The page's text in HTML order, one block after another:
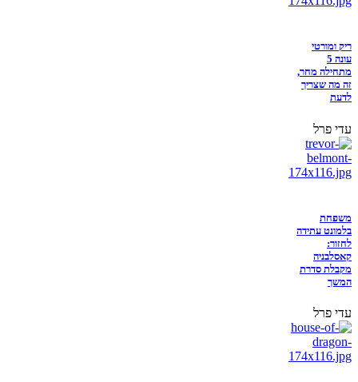
ריק ומורטי
עונה 5
מתחילה מחר,
זה מה שצריך
לדעת
עדי פרל
משפחת
בלמונט עתידה
לחזור:
קאסלבניה
מקבלת סדרת
המשך
עדי פרל